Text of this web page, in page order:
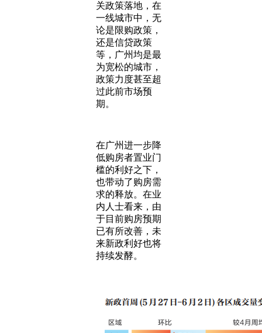
关政策落地，在
一线城市中，无
论是限购政策，
还是信贷政策
等，广州均是最
为宽松的城市，
政策力度甚至超
过此前市场预
期。
在广州进一步降
低购房者置业门
槛的利好之下，
也带动了购房需
求的释放。在业
内人士看来，由
于目前购房预期
已有所改善，未
来新政利好也将
持续发酵。